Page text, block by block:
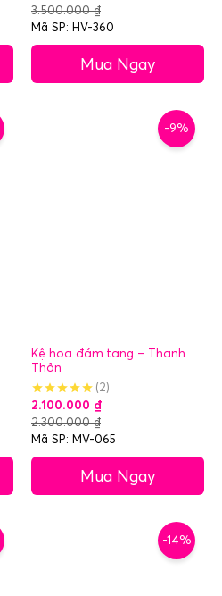
3.500.000₫
Mã SP: HV-360
Mua Ngay
-9%
Kệ hoa đám tang – Thanh
Thản
(2)
2.100.000 ₫
2.300.000₫
Mã SP: MV-065
Mua Ngay
-14%